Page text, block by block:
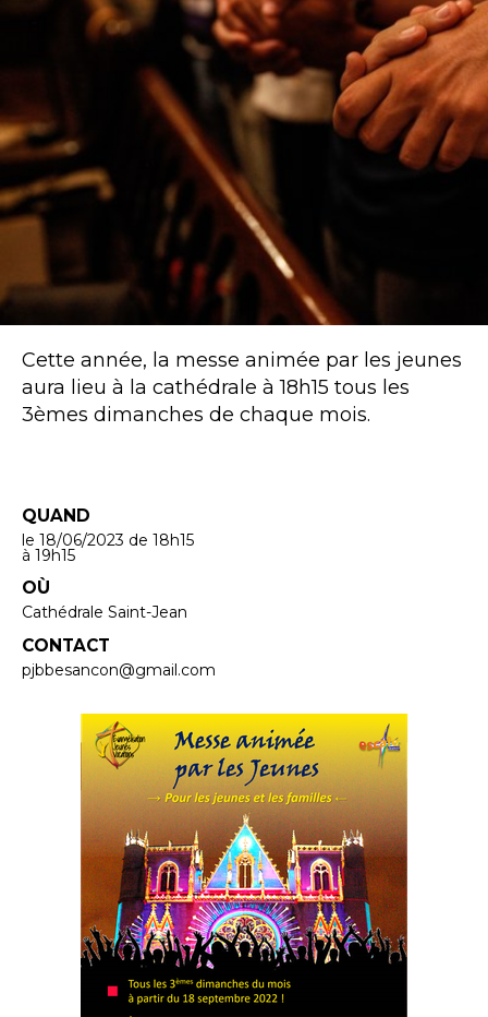
Cette année, la messe animée par les jeunes
aura lieu à la cathédrale à 18h15 tous les
3èmes dimanches de chaque mois.
QUAND
le 18/06/2023 de 18h15
à 19h15
OÙ
Cathédrale Saint-Jean
CONTACT
pjbbesancon@gmail.com